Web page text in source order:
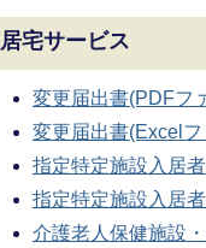
居宅サービス
変更届出書(PDFフ
変更届出書(Excel
指定特定施設入居
指定特定施設入居
介護老人保健施設